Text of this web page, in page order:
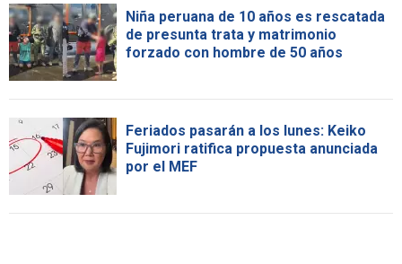
Niña peruana de 10 años es rescatada
de presunta trata y matrimonio
forzado con hombre de 50 años
Feriados pasarán a los lunes: Keiko
Fujimori ratifica propuesta anunciada
por el MEF